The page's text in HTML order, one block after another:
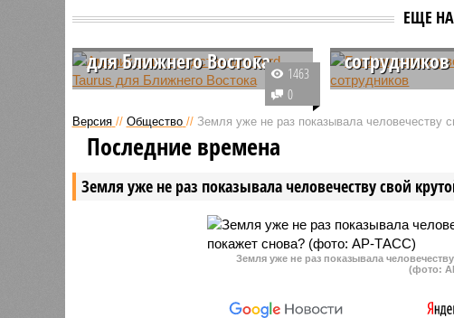
ЕЩЕ
Американцы
для Ближнего Востока
Американский
концерн Ford представил новую
версию Taurus. Седан
предназначен для продажи на
Ближнем Востоке и является
1463
0
сотрудников
Сотрудникам
предложат
выплаты будет
Версия // Общество // Земля уже не раз показывала человечеству
Земля уже не раз показывала человечеству свой
Последние времена
Земля уже не раз показывала
(фото: